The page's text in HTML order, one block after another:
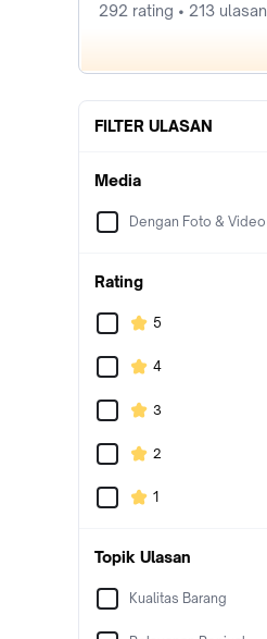
292 rating • 213 ulasan
FILTER ULASAN
Media
Dengan Foto & Video
Rating
5
4
3
2
1
Topik Ulasan
Kualitas Barang